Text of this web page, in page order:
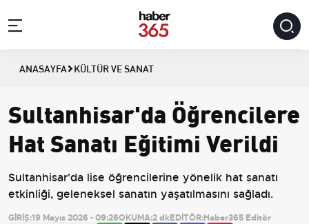
ANASAYFA KÜLTÜR VE SANAT
Sultanhisar'da Öğrencilere
Hat Sanatı Eğitimi Verildi
Sultanhisar'da lise öğrencilerine yönelik hat sanatı
etkinliği, geleneksel sanatın yaşatılmasını sağladı.
GİRİŞ:19 Mayıs 2026 - 09:26OKUMA:2 dkEDİTÖR:Haber365 Editör